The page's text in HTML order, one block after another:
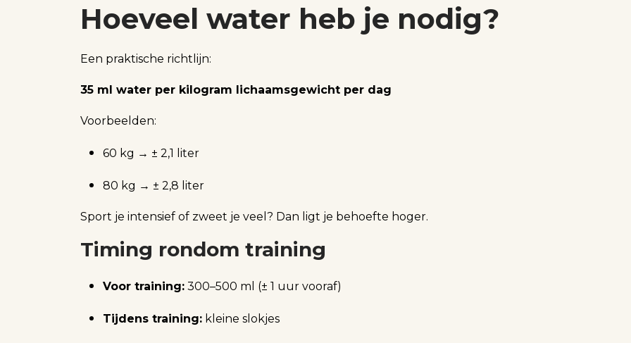
Hoeveel water heb je nodig?
Een praktische richtlijn:
35 ml water per kilogram lichaamsgewicht per dag
Voorbeelden:
60 kg → ± 2,1 liter
80 kg → ± 2,8 liter
Sport je intensief of zweet je veel? Dan ligt je behoefte hoger.
Timing rondom training
Voor training: 300–500 ml (± 1 uur vooraf)
Tijdens training: kleine slokjes